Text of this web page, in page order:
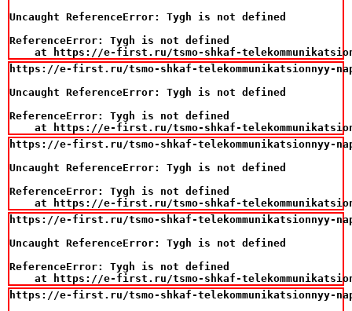
Uncaught ReferenceError: Tygh is not defined
ReferenceError: Tygh is not defined
at https://e-first.ru/tsmo-shkaf-
https://e-first.ru/tsmo-shkaf-telekommunikatsionnyy-
Uncaught ReferenceError: Tygh is not defined
ReferenceError: Tygh is not defined
at https://e-first.ru/tsmo-shkaf-
https://e-first.ru/tsmo-shkaf-telekommunikatsionnyy-
Uncaught ReferenceError: Tygh is not defined
ReferenceError: Tygh is not defined
at https://e-first.ru/tsmo-shkaf-
https://e-first.ru/tsmo-shkaf-telekommunikatsionnyy-
Uncaught ReferenceError: Tygh is not defined
ReferenceError: Tygh is not defined
at https://e-first.ru/tsmo-shkaf-
https://e-first.ru/tsmo-shkaf-telekommunikatsionnyy-